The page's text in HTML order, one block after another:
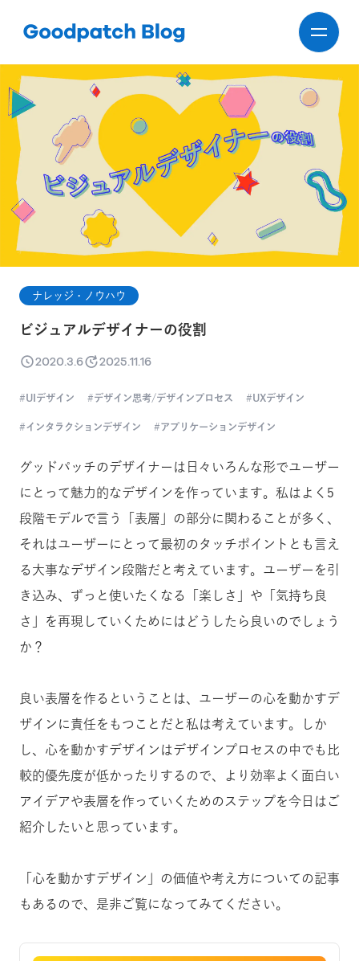
ナレッジ・ノウハウ
ビジュアルデザイナーの役割
2020.3.6 2025.11.16
UIデザイン デザイン思考/デザインプロセス UXデザイン
インタラクションデザイン アプリケーションデザイン
グッドパッチのデザイナーは日々いろんな形でユーザー
にとって魅力的なデザインを作っています。私はよく5
段階モデルで言う「表層」の部分に関わることが多く、
それはユーザーにとって最初のタッチポイントとも言え
る大事なデザイン段階だと考えています。 ユーザーを引
き込み、ずっと使いたくなる「楽しさ」や「気持ち良
さ」を再現していくためにはどうしたら良いのでしょう
か？
良い表層を作るということは、ユーザーの心を動かすデ
ザインに責任をもつことだと私は考えています。しか
し、心を動かすデザインはデザインプロセスの中でも比
較的優先度が低かったりするので、より効率よく面白い
アイデアや表層を作っていくためのステップを今日はご
紹介したいと思っています。
「心を動かすデザイン」の価値や考え方についての記事
もあるので、是非ご覧になってみてください。